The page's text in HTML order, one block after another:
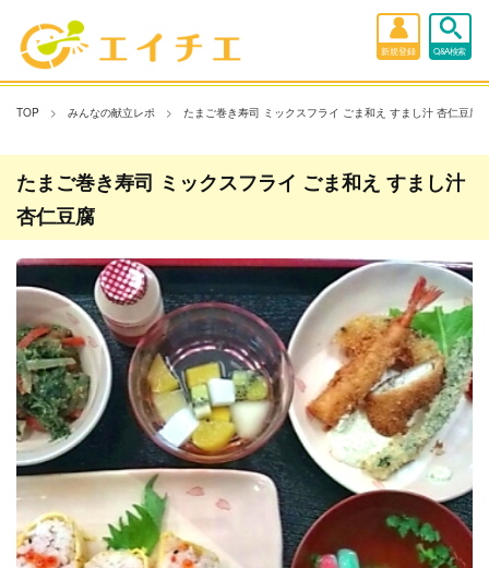
新規登録 Q&A検索
TOP みんなの献立レポ たまご巻き寿司 ミックスフライ ごま和え すまし汁 杏仁豆腐
たまご巻き寿司 ミックスフライ ごま和え すまし汁
杏仁豆腐